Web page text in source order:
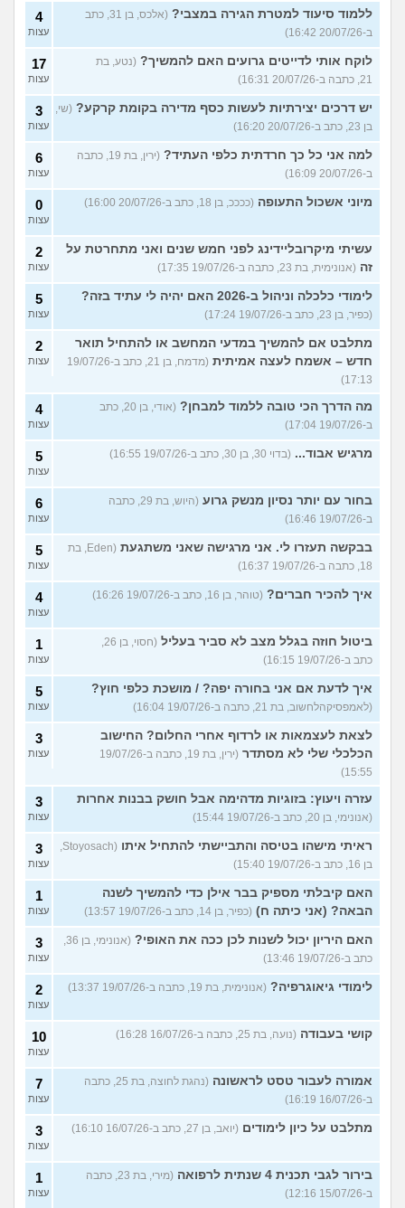
ללמוד סיעוד למטרת הגירה במצבי?
(אלכס, בן 31, כתב
ב-20/07/26 16:42)
4
עצות
לוקח אותי לדייטים גרועים האם להמשיך? (נטע, בת
21, כתבה ב-20/07/26 16:31)
17
עצות
יש דרכים יצירתיות לעשות כסף מדירה בקומת קרקע? (שי,
בן 23, כתב ב-20/07/26 16:20)
3
עצות
למה אני כל כך חרדתית כלפי העתיד?
(ירין, בת 19, כתבה
ב-20/07/26 16:09)
6
עצות
מיוני אשכול התעופה (ככככ, בן 18, כתב ב-20/07/26 16:00) 0
עצות
עשיתי מיקרובליידינג לפני חמש שנים ואני מתחרטת על
זה (אנונימית, בת 23, כתבה ב-19/07/26 17:35)
2
עצות
לימודי כלכלה וניהול ב-2026 האם יהיה לי עתיד בזה?
(כפיר, בן 23, כתב ב-19/07/26 17:24)
5
עצות
מתלבט אם להמשיך במדעי המחשב או להתחיל תואר
חדש – אשמח לעצה אמיתית
(מדמח, בן 21, כתב ב-19/07/26
17:13)
2
עצות
מה הדרך הכי טובה ללמוד למבחן?
(אודי, בן 20, כתב
ב-19/07/26 17:04)
4
עצות
מרגיש אבוד... (בדוי 30, בן 30, כתב ב-19/07/26 16:55) 5
עצות
בחור עם יותר נסיון מנשק גרוע
(היוש, בת 29, כתבה
ב-19/07/26 16:46)
6
עצות
בבקשה תעזרו לי. אני מרגישה שאני משתגעת
(Eden, בת
18, כתבה ב-19/07/26 16:37)
5
עצות
איך להכיר חברים? (טוהר, בן 16, כתב ב-19/07/26 16:26) 4
עצות
ביטול חוזה בגלל מצב לא סביר בעליל
(חסוי, בן 26,
כתב ב-19/07/26 16:15)
1
עצות
איך לדעת אם אני בחורה יפה? / מושכת כלפי חוץ?
(לאמפסיקהלחשוב, בת 21, כתבה ב-19/07/26 16:04)
5
עצות
לצאת לעצמאות או לרדוף אחרי החלום? החישוב
הכלכלי שלי לא מסתדר
(ירין, בת 19, כתבה ב-19/07/26
15:55)
3
עצות
עזרה ויעוץ: בזוגיות מדהימה אבל חושק בבנות אחרות
(אנונימי, בן 20, כתב ב-19/07/26 15:44)
3
עצות
ראיתי מישהו בטיסה והתביישתי להתחיל איתו
(Stoyosach,
בן 16, כתב ב-19/07/26 15:40)
3
עצות
האם קיבלתי מספיק בבר אילן כדי להמשיך לשנה
הבאה? (אני כיתה ח) (כפיר, בן 14, כתב ב-19/07/26 13:57)
1
עצות
האם היריון יכול לשנות לכן ככה את האופי?
(אנונימי, בן 36,
כתב ב-19/07/26 13:46)
3
עצות
לימודי גיאוגרפיה? (אנונימית, בת 19, כתבה ב-19/07/26 13:37) 2
עצות
קושי בעבודה (נועה, בת 25, כתבה ב-16/07/26 16:28) 10
עצות
אמורה לעבור טסט לראשונה
(נהגת לחוצה, בת 25, כתבה
ב-16/07/26 16:19)
7
עצות
מתלבט על כיון לימודים (יואב, בן 27, כתב ב-16/07/26 16:10) 3
עצות
בירור לגבי תכנית 4 שנתית לרפואה
(מירי, בת 23, כתבה
ב-15/07/26 12:16)
1
עצות